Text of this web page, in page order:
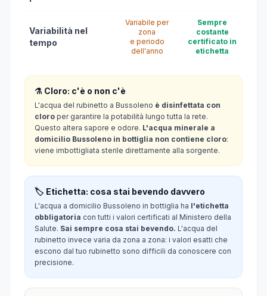
Variabilità nel
tempo
Variabile per
zona
e periodo
dell'anno
Sempre
costante
certificato in
etichetta
⚗️ Cloro: c'è o non c'è
L'acqua del rubinetto a Bussoleno è disinfettata con
cloro per garantire la potabilità lungo tutta la rete.
Questo altera sapore e odore. L'acqua minerale a
domicilio Bussoleno in bottiglia non contiene cloro:
viene imbottigliata sterile direttamente alla sorgente.
🏷️ Etichetta: cosa stai bevendo davvero
L'acqua a domicilio Bussoleno in bottiglia ha l'etichetta
obbligatoria con tutti i valori certificati al Ministero della
Salute. Sai sempre cosa stai bevendo. L'acqua del
rubinetto invece varia da zona a zona: i valori esatti che
escono dal tuo rubinetto sono difficili da conoscere con
precisione.